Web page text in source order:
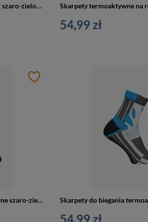
Skarpety termoaktywne na rower szaro-zielone SOCKS BIKE rozm. 42/44
54,99 zł
Skarpety do biegania termoaktywne szaro-zielone SOCKS RUN rozm. 39/41
54,99 zł